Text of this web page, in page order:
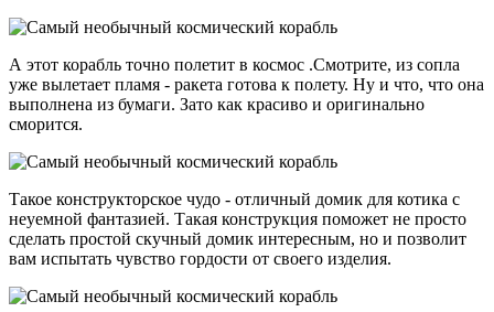
А этот корабль точно полетит в космос .Смотрите, из сопла
уже вылетает пламя - ракета готова к полету. Ну и что, что она
выполнена из бумаги. Зато как красиво и оригинально
сморится.
Такое конструкторское чудо - отличный домик для котика с
неуемной фантазией. Такая конструкция поможет не просто
сделать простой скучный домик интересным, но и позволит
вам испытать чувство гордости от своего изделия.